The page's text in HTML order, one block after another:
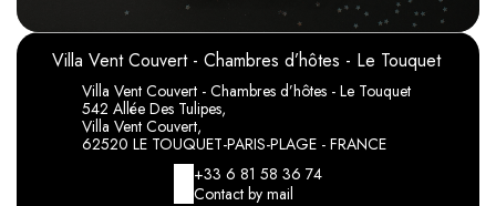
Villa Vent Couvert - Chambres d’hôtes - Le Touquet
Villa Vent Couvert - Chambres d’hôtes - Le Touquet
542 Allée Des Tulipes,
Villa Vent Couvert,
62520 LE TOUQUET-PARIS-PLAGE - FRANCE
+33 6 81 58 36 74
Contact by mail